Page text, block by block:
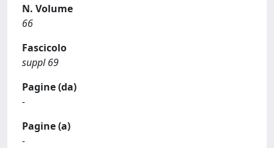
N. Volume
66
Fascicolo
suppl 69
Pagine (da)
-
Pagine (a)
-